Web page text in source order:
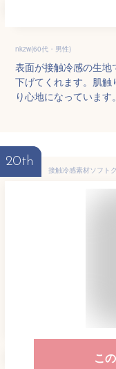
nkzw(60代・男性)
表面が接触冷感の生
下げてくれます。肌
り心地になっています。
20th
こ